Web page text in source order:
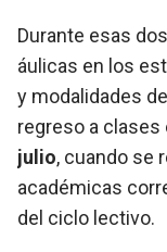
Durante esas
áulicas en los
y modalidades
regreso a clases
julio, cuando se
académicas
del ciclo lectivo.